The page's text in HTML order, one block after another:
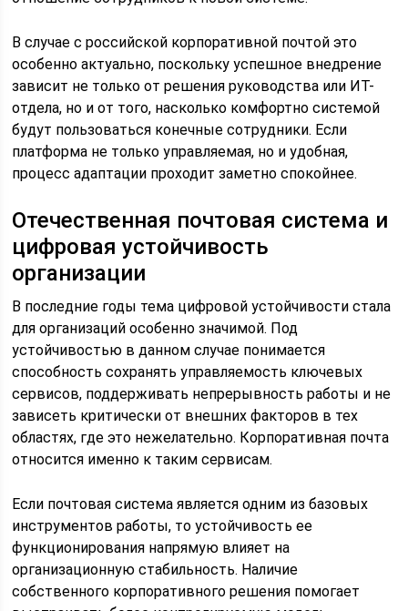
В случае с российской корпоративной почтой это
особенно актуально, поскольку успешное внедрение
зависит не только от решения руководства или ИТ-
отдела, но и от того, насколько комфортно системой
будут пользоваться конечные сотрудники. Если
платформа не только управляемая, но и удобная,
процесс адаптации проходит заметно спокойнее.
Отечественная почтовая система и
цифровая устойчивость
организации
В последние годы тема цифровой устойчивости стала
для организаций особенно значимой. Под
устойчивостью в данном случае понимается
способность сохранять управляемость ключевых
сервисов, поддерживать непрерывность работы и не
зависеть критически от внешних факторов в тех
областях, где это нежелательно. Корпоративная почта
относится именно к таким сервисам.
Если почтовая система является одним из базовых
инструментов работы, то устойчивость ее
функционирования напрямую влияет на
организационную стабильность. Наличие
собственного корпоративного решения помогает